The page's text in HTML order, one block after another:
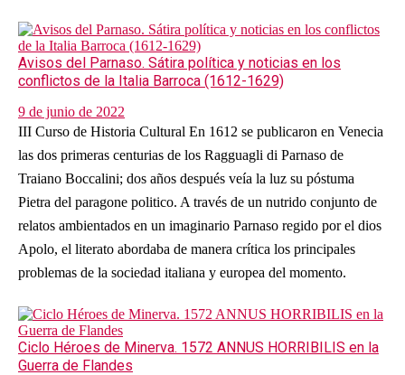
Avisos del Parnaso. Sátira política y noticias en los
conflictos de la Italia Barroca (1612-1629)
9 de junio de 2022
III Curso de Historia Cultural En 1612 se publicaron en Venecia
las dos primeras centurias de los Ragguagli di Parnaso de
Traiano Boccalini; dos años después veía la luz su póstuma
Pietra del paragone politico. A través de un nutrido conjunto de
relatos ambientados en un imaginario Parnaso regido por el dios
Apolo, el literato abordaba de manera crítica los principales
problemas de la sociedad italiana y europea del momento.
Ciclo Héroes de Minerva. 1572 ANNUS HORRIBILIS en la
Guerra de Flandes